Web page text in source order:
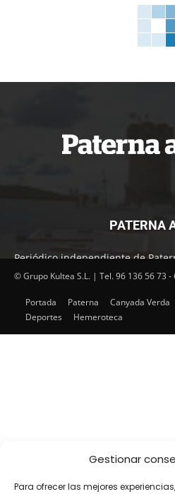
Gestionar
Para ofrecer las mejores
PATERNA
Periódico independiente de
Encuentra cada mes en tu punto
Paterna.
© Grupo Kultea S.L. | Tel. 96 136 56 73 -
Portada Paterna Canyada Verda
Deportes
Hemeroteca